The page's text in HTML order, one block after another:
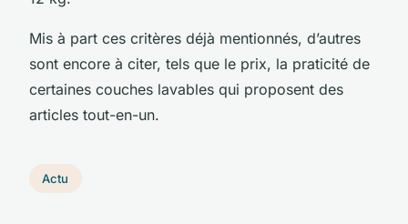
Mis à part ces critères déjà mentionnés, d’autres
sont encore à citer, tels que le prix, la praticité de
certaines couches lavables qui proposent des
articles tout-en-un.
Actu